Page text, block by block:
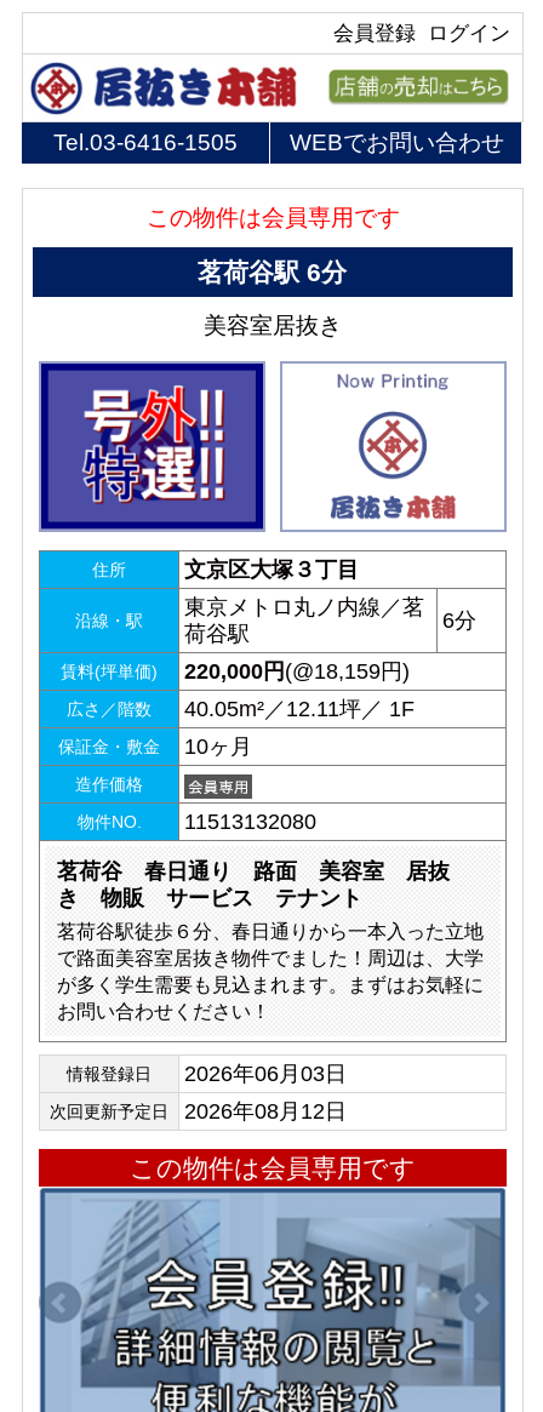
ログイン
会員登録
Tel.03-6416-1505 WEBでお問い合わせ
この物件は会員専用です
茗荷谷駅 6分
美容室居抜き
住所 文京区大塚３丁目
沿線・駅
東京メトロ丸ノ内線／茗
荷谷駅
6分
賃料(坪単価) 220,000円 (@18,159円)
広さ／階数 40.05m²／12.11坪／ 1F
保証金・敷金 10ヶ月
造作価格
物件NO.
11513132080
茗荷谷 春日通り 路面 美容室 居抜
き 物販 サービス テナント
茗荷谷駅徒歩６分、春日通りから一本入った立地
で路面美容室居抜き物件でました！周辺は、大学
が多く学生需要も見込まれます。まずはお気軽に
お問い合わせください！
情報登録日 2026年06月03日
次回更新予定日 2026年08月12日
この物件は会員専用です